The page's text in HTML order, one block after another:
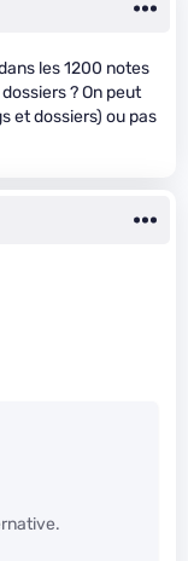
les 1200 notes
? On peut
et dossiers) ou pas